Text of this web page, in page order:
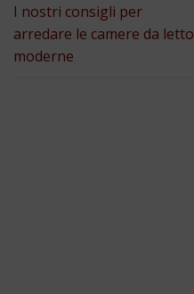
I nostri consigli per
arredare le camere da letto
moderne